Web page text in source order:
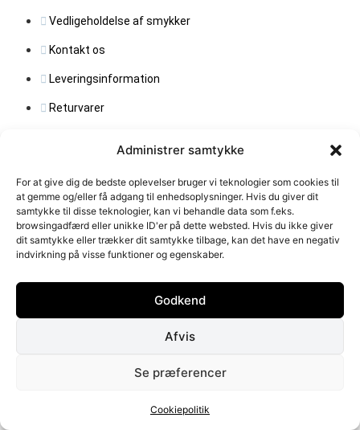
Administrer samtykke
For at give dig de bedste oplevelser bruger vi teknologier som cookies til
at gemme og/eller få adgang til enhedsoplysninger. Hvis du giver dit
samtykke til disse teknologier, kan vi behandle data som f.eks.
browsingadfærd eller unikke ID'er på dette websted. Hvis du ikke giver
dit samtykke eller trækker dit samtykke tilbage, kan det have en negativ
indvirkning på visse funktioner og egenskaber.
Godkend
Afvis
Se præferencer
Cookiepolitik
Vedligeholdelse af smykker
Kontakt os
Leveringsinformation
Returvarer
QUICK LINKS
Find butik
Opret forhandler login
OM SPINNING JEWELRY
Spinning Jewelry designer feminine og stilfulde smykker i